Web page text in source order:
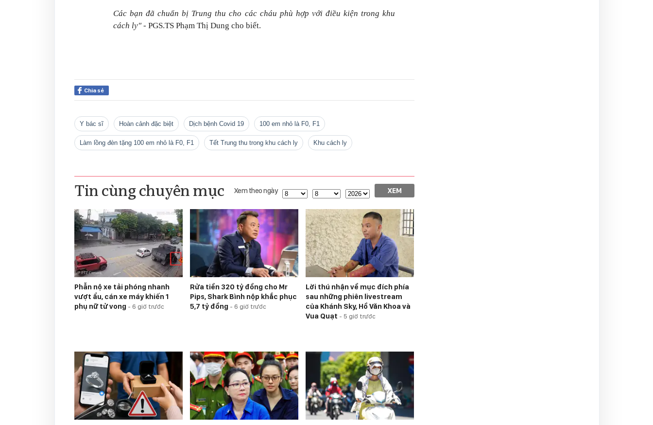
Các bạn đã chuẩn bị Trung thu cho các cháu phù hợp với điều kiện trong khu
cách ly" - PGS.TS Phạm Thị Dung cho biết.
Chia sẻ
y bác sĩ hoàn cảnh đặc biệt Dịch bệnh Covid 19 100 em nhỏ là F0, F1
làm lồng đèn tặng 100 em nhỏ là F0, F1 Tết Trung thu trong khu cách ly khu cách ly
Tin cùng chuyên mục Xem theo ngày XEM
Phẫn nộ xe tải phóng nhanh
vượt ẩu, cán xe máy khiến 1
phụ nữ tử vong - 6 giờ trước
Rửa tiền 320 tỷ đồng cho Mr
Pips, Shark Bình nộp khắc phục
5,7 tỷ đồng - 6 giờ trước
Lời thú nhận về mục đích phía
sau những phiên livestream
của Khánh Sky, Hồ Văn Khoa và
Vua Quạt - 5 giờ trước